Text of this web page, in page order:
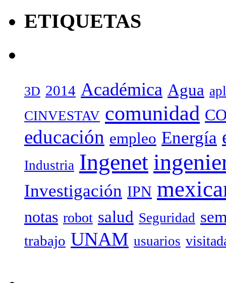
ETIQUETAS
3D 2014 Académica Agua
CINVESTAV comunidad
educación empleo Energía
Industria Ingenet
Investigación IPN
notas robot salud Seguridad
trabajo UNAM usuarios